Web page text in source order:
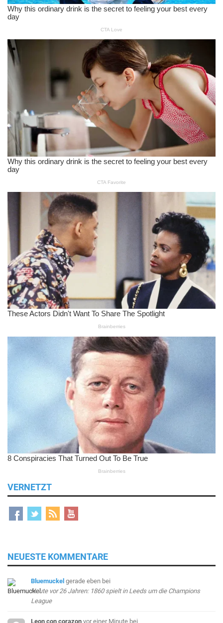
VERNETZT
NEUESTE KOMMENTARE
Bluemuckel gerade eben bei
Heute vor 26 Jahren: 1860 spielt in Leeds um die Champions
League
Leon con corazon vor einer Minute bei